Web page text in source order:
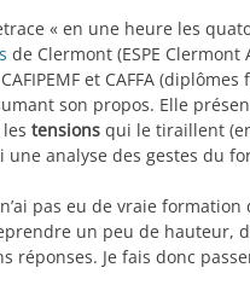
« en une heure les
de Clermont (ESPE
et CAFFA
son propos. Elle
tensions qui le tiraillent
une analyse des gestes du
pas eu de vraie
un peu de hauteur,
réponses. Je fais donc